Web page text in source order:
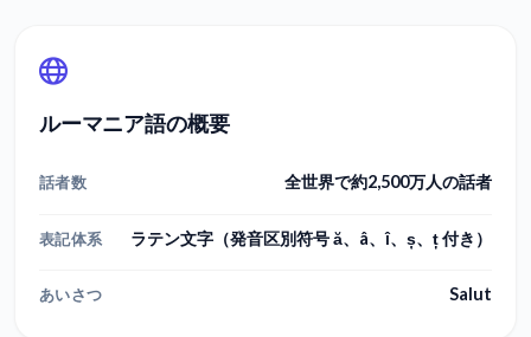
ルーマニア語の概要
話者数 全世界で約2,500万人の話者
表記体系 ラテン文字（発音区別符号 ă、â、î、ș、ț 付き）
あいさつ Salut